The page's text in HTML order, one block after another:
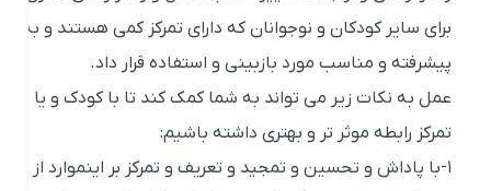
برای سایر کودکان و نوجوانان که دارای تمرکز کمی هستند و به
پیشرفته و مناسب مورد بازبینی و استفاده قرار داد.
تمرکز رابطه موثر تر و بهتری داشته باشیم:
۱-با پاداش و تحسین و تمجید و تعریف و تمرکز بر اینموارد از رفتار و